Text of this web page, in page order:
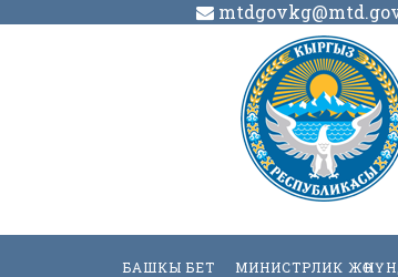
БАШКЫ БЕТ МИНИСТРЛИК